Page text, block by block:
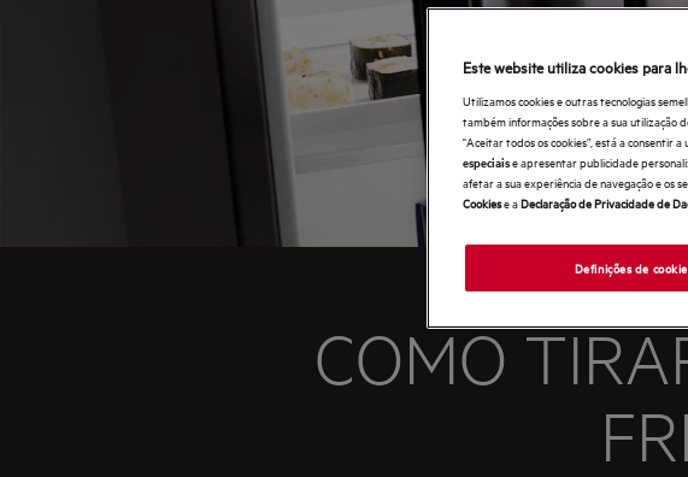
COMO
Este website utiliza cookies para
Utilizamos cookies e outras tecnologias
também informações sobre a sua utilização
"Aceitar todos os cookies”, está a consentir
especiaise apresentar publicidade
afetar a sua experiência de navegação e os
Cookiese aDeclaração de Privacidade de
Definições de